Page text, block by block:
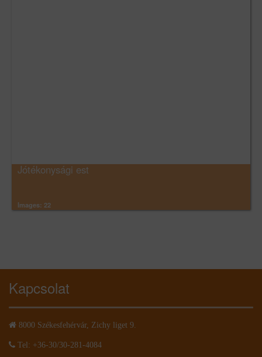
Jótékonysági est
Images: 22
Kapcsolat
8000 Székesfehérvár, Zichy liget 9.
Tel: +36-30/30-281-4084